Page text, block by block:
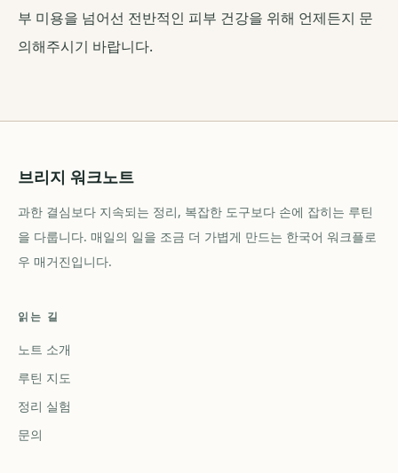
부 미용을 넘어선 전반적인 피부 건강을 위해 언제든지 문
의해주시기 바랍니다.
브리지 워크노트
과한 결심보다 지속되는 정리, 복잡한 도구보다 손에 잡히는 루틴
을 다룹니다. 매일의 일을 조금 더 가볍게 만드는 한국어 워크플로
우 매거진입니다.
읽는 길
노트 소개
루틴 지도
정리 실험
문의